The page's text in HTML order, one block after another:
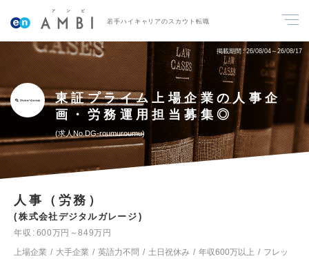
若手ハイキャリアのスカウト転職
掲載期間 26/08/04～26/08/17
東証プライム上場企業の人事企
画・労務運用担当募集◎
求人No.DG-roumuroumu
人事（労務）
株式会社デジタルガレージ
年収
600万円～849万円
上場企業
大手企業 英語力不問 土日祝休み 年収600万以上
フレッ